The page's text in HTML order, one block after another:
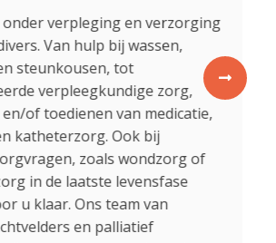
onder verpleging en verzorging
Van hulp bij wassen,
steunkousen, tot
verpleegkundige zorg,
of toedienen van medicatie,
katheterzorg. Ook bij
zoals wondzorg of
in de laatste levensfase
u klaar. Ons team van
en palliatief